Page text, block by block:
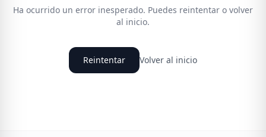
Ha ocurrido un error inesperado. Puedes reintentar o volver
al inicio.
Reintentar Volver al inicio